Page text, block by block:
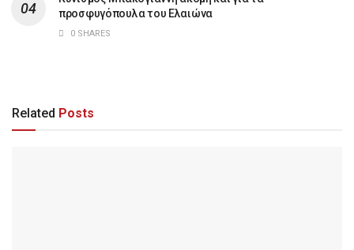
προσφυγόπουλα του Ελαιώνα
0 SHARES
Related Posts